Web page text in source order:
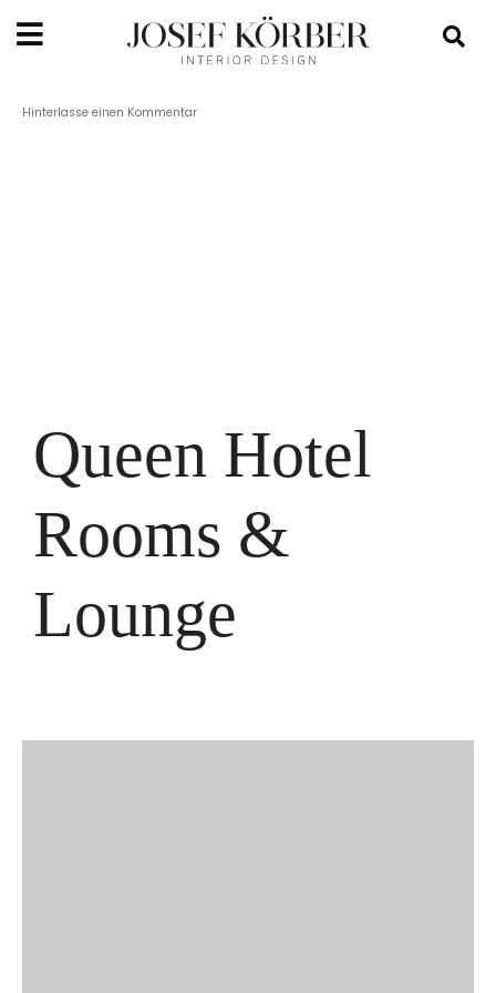
Hinterlasse einen Kommentar
Queen Hotel
Rooms &
Lounge